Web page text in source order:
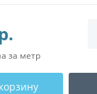
за метр